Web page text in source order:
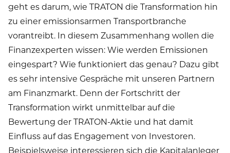
geht es darum, wie TRATON die Transformation hin
zu einer emissionsarmen Transportbranche
vorantreibt. In diesem Zusammenhang wollen die
Finanzexperten wissen: Wie werden Emissionen
eingespart? Wie funktioniert das genau? Dazu gibt
es sehr intensive Gespräche mit unseren Partnern
am Finanzmarkt. Denn der Fortschritt der
Transformation wirkt unmittelbar auf die
Bewertung der TRATON-Aktie und hat damit
Einfluss auf das Engagement von Investoren.
Beispielsweise interessieren sich die Kapitalanleger